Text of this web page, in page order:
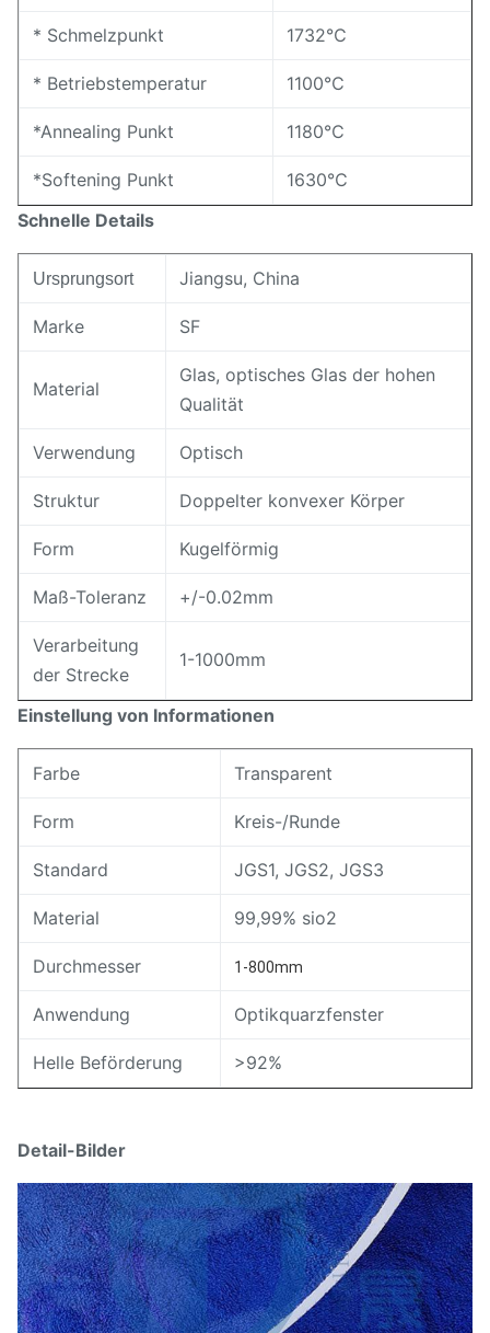
* Schmelzpunkt 1732℃
* Betriebstemperatur 1100℃
*Annealing Punkt 1180℃
*Softening Punkt
1630℃
Schnelle Details
Ursprungsort Jiangsu, China
Marke SF
Material
Glas, optisches Glas der hohen
Qualität
Verwendung Optisch
Struktur Doppelter konvexer Körper
Form Kugelförmig
Maß-Toleranz +/-0.02mm
Verarbeitung
der Strecke
1-1000mm
Einstellung von Informationen
Farbe Transparent
Form Kreis-/Runde
Standard JGS1, JGS2, JGS3
Material 99,99% sio2
Durchmesser 1-800mm
Anwendung Optikquarzfenster
Helle Beförderung >92%
Detail-Bilder